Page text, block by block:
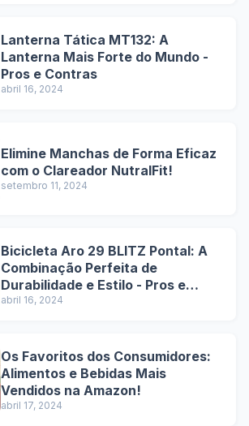
Lanterna Tática MT132: A
Lanterna Mais Forte do Mundo -
Pros e Contras
abril 16, 2024
Elimine Manchas de Forma Eficaz
com o Clareador NutralFit!
setembro 11, 2024
Bicicleta Aro 29 BLITZ Pontal: A
Combinação Perfeita de
Durabilidade e Estilo - Pros e
Contras
abril 16, 2024
Os Favoritos dos Consumidores:
Alimentos e Bebidas Mais
Vendidos na Amazon!
abril 17, 2024